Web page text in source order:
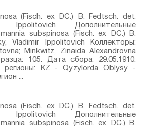
(Fisch. ex DC.) B. Fedtsch.⁣ det.
Ippolitovich Дополнительные
subspinosa (Fisch. ex DC.) B.
Vladimir Ippolitovich Коллекторы:
Minkwitz, Zinaida Alexandrovna
105. Дата сбора: 29.05.1910.
регионы: KZ - Qyzylorda Oblysy -
...
(Fisch. ex DC.) B. Fedtsch.⁣ det.
Ippolitovich Дополнительные
subspinosa (Fisch. ex DC.) B.